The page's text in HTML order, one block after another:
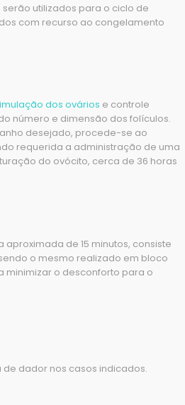
utilizados para o ciclo de
com recurso ao congelamento
dos ovários e controle
número e dimensão dos folículos.
desejado, procede-se ao
requerida a administração de uma
do ovócito, cerca de 36 horas
de 15 minutos, consiste
o mesmo realizado em bloco
minimizar o desconforto para o
dador nos casos indicados.